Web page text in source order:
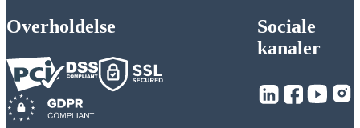
Overholdelse
Sociale
kanaler